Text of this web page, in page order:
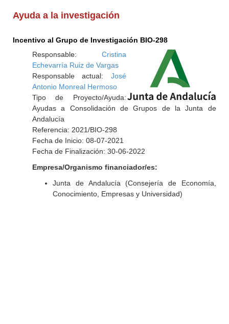
Ayuda a la investigación
Incentivo al Grupo de Investigación BIO-298
Responsable: Cristina
Echevarría Ruiz de Vargas
Responsable actual: José
Antonio Monreal Hermoso
Tipo de Proyecto/Ayuda:
Ayudas a Consolidación de Grupos de la Junta de
Andalucía
Referencia: 2021/BIO-298
Fecha de Inicio: 08-07-2021
Fecha de Finalización: 30-06-2022
Empresa/Organismo financiador/es:
Junta de Andalucía (Consejería de Economía,
Conocimiento, Empresas y Universidad)